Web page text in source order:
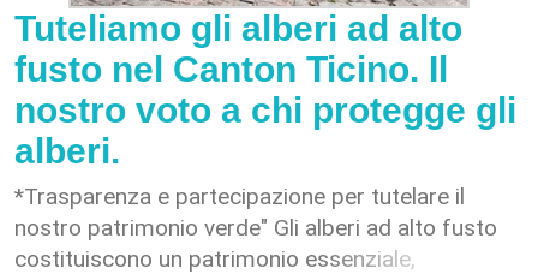
Dafür sollen Spenden, Sponsoren oder öffentliche
Mittel geprüft werden, damit Erhalt und Natur
sinnvoll miteinander verbunden werden können.
Der Zürichhorn-Steg gehört zu Zürich. Wenn wir
jetzt nichts unternehmen, ist er für immer
verloren. Unterschreibe jetzt und hilf mit, diesen
einzigartigen Ort für kommende Generationen zu
bewahren.
Tuteliamo gli alberi ad alto
fusto nel Canton Ticino. Il
nostro voto a chi protegge gli
alberi.
*Trasparenza e partecipazione per tutelare il
nostro patrimonio verde" Gli alberi ad alto fusto
costituiscono un patrimonio essenziale,